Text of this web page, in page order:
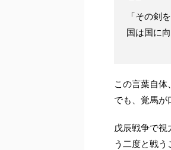
「その剣
国は国に
この言葉自体
でも、覚馬が
戊辰戦争で
う二度と戦